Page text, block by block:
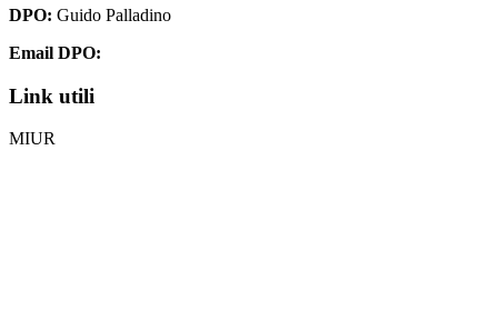
DPO: Guido Palladino
Email DPO:
Link utili
MIUR